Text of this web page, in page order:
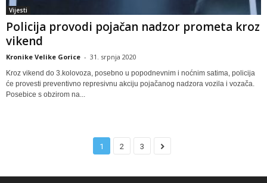
Vijesti
Policija provodi pojačan nadzor prometa kroz
vikend
Kronike Velike Gorice - 31. srpnja 2020
Kroz vikend do 3.kolovoza, posebno u popodnevnim i noćnim satima, policija
će provesti preventivno represivnu akciju pojačanog nadzora vozila i vozača.
Posebice s obzirom na...
1 2 3